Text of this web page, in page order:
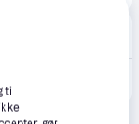
af 1.961 kr.
til